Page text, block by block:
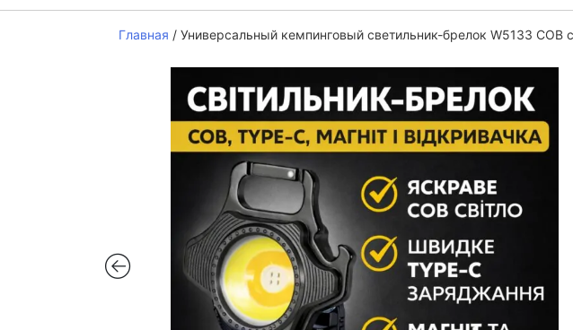
Главная / Универсальный кемпинговый светильник-брелок W5133